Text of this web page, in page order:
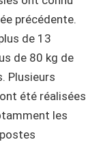
précédente.
de 13
de 80 kg de
Plusieurs
été réalisées
les